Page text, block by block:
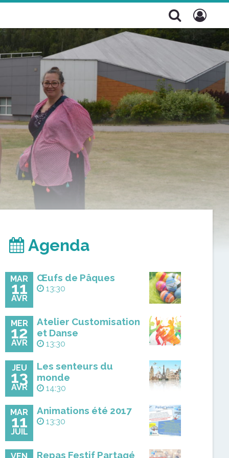
Agenda
MAR
11
AVR
Œufs de Pâques
13:30
MER
12
AVR
Atelier Customisation
et Danse
13:30
JEU
13
AVR
Les senteurs du
monde
14:30
MAR
11
JUIL
Animations été 2017
13:30
Repas Festif Partagé